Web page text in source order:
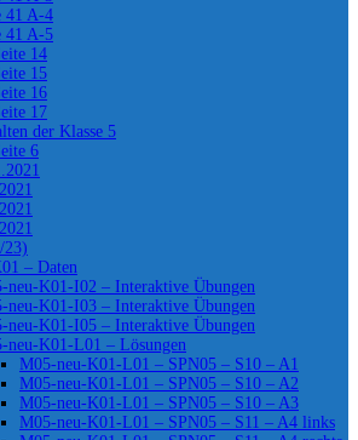
41 A-4
41 A-5
14
15
16
17
der Klasse 5
6
23)
– Daten
neu-K01-I02 – Interaktive Übungen
neu-K01-I03 – Interaktive Übungen
neu-K01-I05 – Interaktive Übungen
neu-K01-L01 – Lösungen
M05-neu-K01-L01 – SPN05 – S10 – A1
M05-neu-K01-L01 – SPN05 – S10 – A2
M05-neu-K01-L01 – SPN05 – S10 – A3
M05-neu-K01-L01 – SPN05 – S11 – A4 links